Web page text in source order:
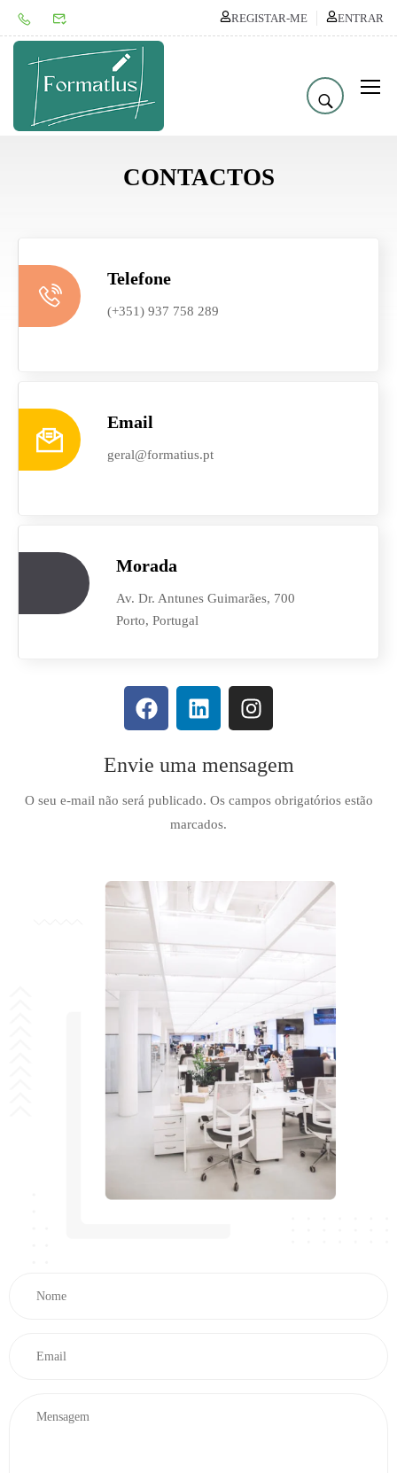
REGISTAR-ME ENTRAR
CONTACTOS
Telefone
(+351) 937 758 289
Email
geral@formatius.pt
Morada
Av. Dr. Antunes Guimarães, 700
Porto, Portugal
Envie uma mensagem
O seu e-mail não será publicado. Os campos obrigatórios estão
marcados.